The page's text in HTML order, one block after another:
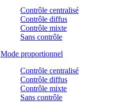
Contrôle centralisé
Contrôle diffus
Contrôle mixte
Sans contrôle
Mode proportionnel
Contrôle centralisé
Contrôle diffus
Contrôle mixte
Sans contrôle